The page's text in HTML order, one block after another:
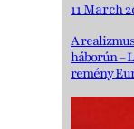
11 March
A
háborún –
remény